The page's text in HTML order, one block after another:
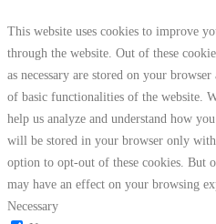
This website uses cookies to improve
through the website. Out of these
as necessary are stored on your
of basic functionalities of the website.
help us analyze and understand how
will be stored in your browser only
option to opt-out of these cookies. But
may have an effect on your browsing
Necessary